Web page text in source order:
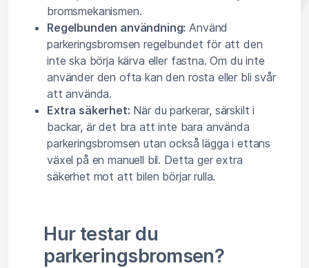
bromsmekanismen.
Regelbunden användning: Använd
parkeringsbromsen regelbundet för att den
inte ska börja kärva eller fastna. Om du inte
använder den ofta kan den rosta eller bli svår
att använda.
Extra säkerhet: När du parkerar, särskilt i
backar, är det bra att inte bara använda
parkeringsbromsen utan också lägga i ettans
växel på en manuell bil. Detta ger extra
säkerhet mot att bilen börjar rulla.
Hur testar du
parkeringsbromsen?